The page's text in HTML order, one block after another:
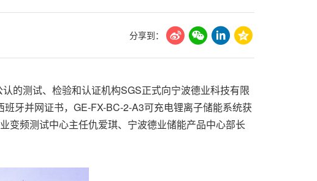
美国临床肿瘤学会(ASCO)
分享到：
的测试、检验和认证机构SGS正式向宁波德业科技有限
牙并网证书，GE-FX-BC-2-A3可充电锂离子储能系统获
变频测试中心主任仇爱琪、宁波德业储能产品中心部长